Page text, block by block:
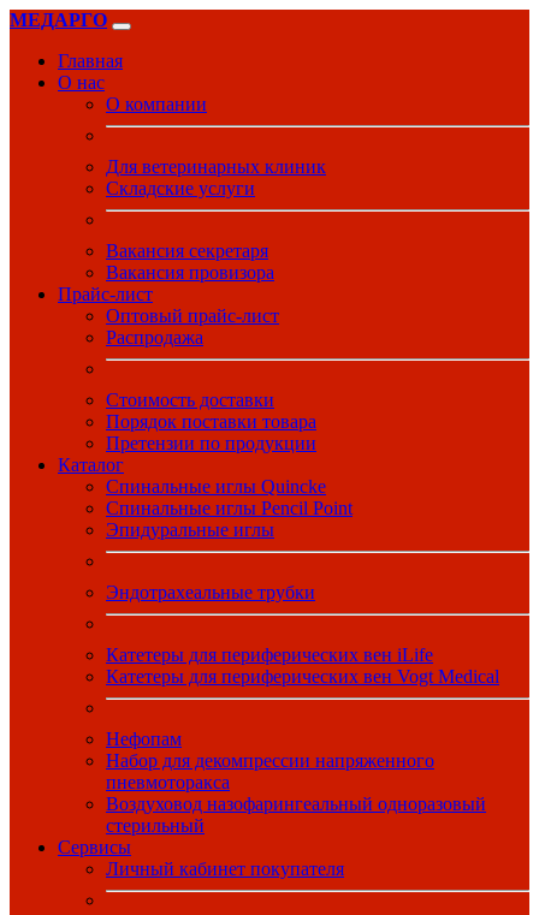
МЕДАРГО
Главная
О нас
О компании
Для ветеринарных клиник
Складские услуги
Вакансия секретаря
Вакансия провизора
Прайс-лист
Оптовый прайс-лист
Распродажа
Стоимость доставки
Порядок поставки товара
Претензии по продукции
Каталог
Спинальные иглы Quincke
Спинальные иглы Pencil Point
Эпидуральные иглы
Эндотрахеальные трубки
Катетеры для периферических вен iLife
Катетеры для периферических вен Vogt Medical
Нефопам
Набор для декомпрессии напряженного
пневмоторакса
Воздуховод назофарингеальный одноразовый
стерильный
Сервисы
Личный кабинет покупателя